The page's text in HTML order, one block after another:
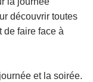
découvrir toutes
de faire face à
et la soirée.